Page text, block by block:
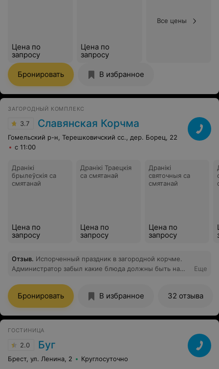
Цена по
запросу
Цена по
запросу
Все цены
Бронировать В избранное
ЗАГОРОДНЫЙ КОМПЛЕКС
3.7 Славянская Корчма
Гомельский р-н, Терешковичский сс., дер. Борец, 22
с 11:00
Дранікі
брылеўскія са
смятанай
Цена по
запросу
Дранiкi Траецкiя
са смятанай
Цена по
запросу
Дранікі
святочныя са
смятанай
Цена по
запросу
Отзыв. Испорченный праздник в загородной корчме.
Администратор забыл какие блюда должны быть на
внимание, также пришлось ждать пока блюда
подогревают! Качество блюд оставляет желать
лучшего, жесткое мясо, картошка поданная на стол
была отвратительна, складывается впечатление, что
она была с разных блюд, приготовленных до этого,
завалена кабачками, солянка отдаленно напоминает
это блюдо, блины горелые и все мятые! 2 года назад
Еще
Бронировать В избранное 32 отзыва
ГОСТИНИЦА
2.0 Буг
Брест, ул. Ленина, 2 Круглосуточно